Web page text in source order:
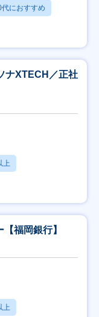
代におすすめ
ナXTECH／正社
上
福岡銀行】
上